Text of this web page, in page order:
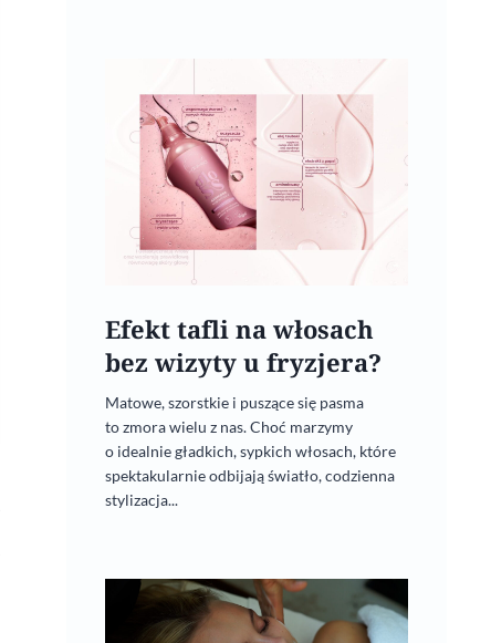
Efekt tafli na włosach
bez wizyty u fryzjera?
Matowe, szorstkie i puszące się pasma
to zmora wielu z nas. Choć marzymy
o idealnie gładkich, sypkich włosach, które
spektakularnie odbijają światło, codzienna
stylizacja...